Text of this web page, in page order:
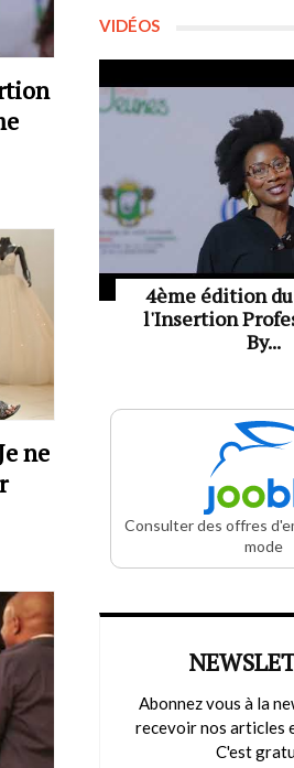
ne
VIDÉOS
4ème édition
l'Insertion
By...
Consulter des offres
mode
Abonnez vous à la
recevoir nos articles
C'est